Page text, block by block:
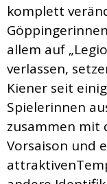
komplett
allem auf
verlassen,
Kiener seit
Spielerinnen
zusammen mit
Vorsaison und